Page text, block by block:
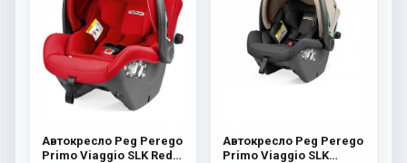
Автокресло Peg Perego
Primo Viaggio SLK Red
Автокресло Peg Perego
Primo Viaggio SLK